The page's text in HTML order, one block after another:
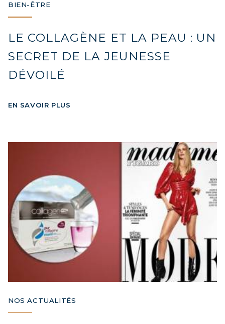
BIEN-ÊTRE
LE COLLAGÈNE ET LA PEAU : UN
SECRET DE LA JEUNESSE
DÉVOILÉ
EN SAVOIR PLUS
NOS ACTUALITÉS